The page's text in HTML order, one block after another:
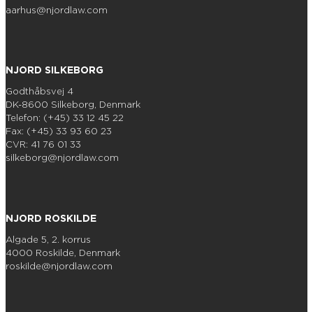
aarhus@njordlaw.com
NJORD SILKEBORG
Godthåbsvej 4
DK-8600 Silkeborg, Denmark
Telefon: (+45) 33 12 45 22
Fax: (+45) 33 93 60 23
CVR: 41 76 01 33
silkeborg@njordlaw.com
NJORD ROSKILDE
Algade 5, 2. korrus
4000 Roskilde, Denmark
roskilde@njordlaw.com